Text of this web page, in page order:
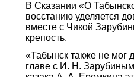
В Сказании «О
восстанию уделяется
вместе с Чикой
крепость.
«Табынск также не мог
главе с И. Н.